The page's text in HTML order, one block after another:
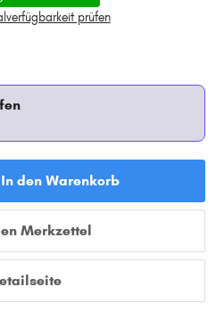
prüfen
In den Warenkorb
Merkzettel